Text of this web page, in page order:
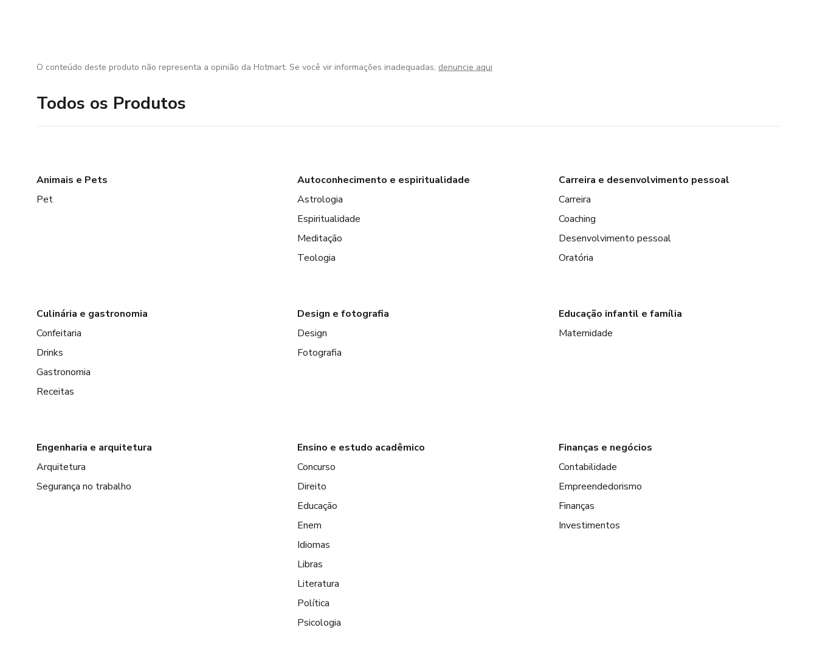
O conteúdo deste produto não representa a opinião da Hotmart. Se você vir informações inadequadas, denuncie aqui
Todos os Produtos
Animais e Pets
Pet
Autoconhecimento e espiritualidade
Astrologia
Espiritualidade
Meditação
Teologia
Carreira e desenvolvimento pessoal
Carreira
Coaching
Desenvolvimento pessoal
Oratória
Culinária e gastronomia
Confeitaria
Drinks
Gastronomia
Receitas
Design e fotografia
Design
Fotografia
Educação infantil e família
Maternidade
Engenharia e arquitetura
Arquitetura
Segurança no trabalho
Ensino e estudo acadêmico
Concurso
Direito
Educação
Enem
Idiomas
Libras
Literatura
Política
Psicologia
Finanças e negócios
Contabilidade
Empreendedorismo
Finanças
Investimentos